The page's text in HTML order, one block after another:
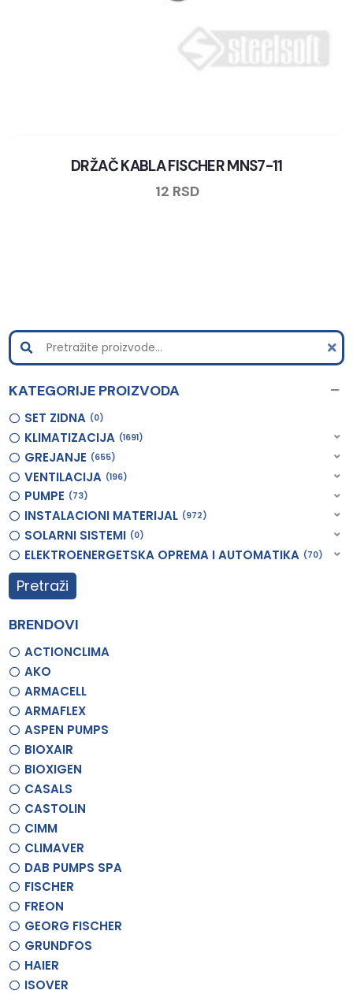
DRŽAČ KABLA FISCHER MNS7-11
12 RSD
KATEGORIJE PROIZVODA
SET ZIDNA 0
KLIMATIZACIJA 1691
GREJANJE 655
VENTILACIJA 196
PUMPE 73
INSTALACIONI MATERIJAL 972
SOLARNI SISTEMI 0
ELEKTROENERGETSKA OPREMA I AUTOMATIKA 70
Pretraži
BRENDOVI
ACTIONCLIMA
AKO
ARMACELL
ARMAFLEX
ASPEN PUMPS
BIOXAIR
BIOXIGEN
CASALS
CASTOLIN
CIMM
CLIMAVER
DAB PUMPS SPA
FISCHER
FREON
GEORG FISCHER
GRUNDFOS
HAIER
ISOVER